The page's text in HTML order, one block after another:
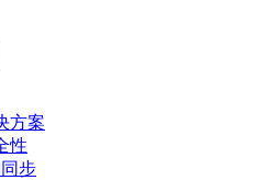
方案
性
步